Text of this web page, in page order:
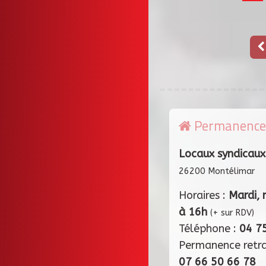
Locaux
26200 Montélimar
Horaires : Mardi,
à 16h (+ sur RDV)
Téléphone : 04
Permanence
07 66 50 66 78